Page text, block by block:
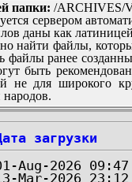
папки: /ARCHIVES/
сервером
даны как
найти файлы,
файлы ранее
быть
не для широкого
народов.
загрузки